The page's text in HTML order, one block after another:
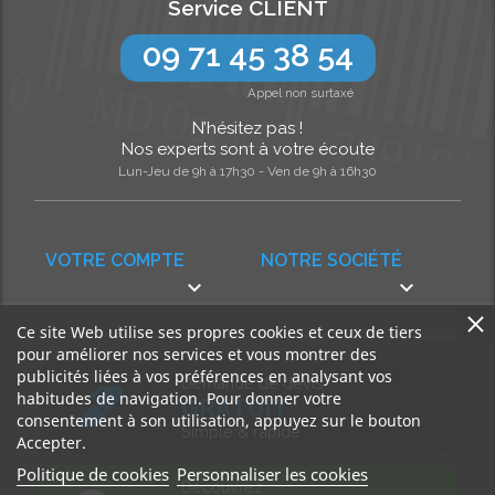
NOTRE SOCIÉTÉ

VOTRE COMPTE

Service CLIENT
09 71 45 38 54
Appel non surtaxé
N’hésitez pas !
Nos experts sont à votre écoute
Lun-Jeu de 9h à 17h30 - Ven de 9h à 16h30
Demande de devis
GRATUIT
Simple & rapide
Découvrez
Ce site Web utilise ses propres cookies et ceux de tiers
pour améliorer nos services et vous montrer des
publicités liées à vos préférences en analysant vos
habitudes de navigation. Pour donner votre
consentement à son utilisation, appuyez sur le bouton
Accepter.
Politique de cookies Personnaliser les cookies